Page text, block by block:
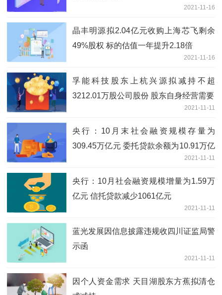
2021-11-16
晶丰明源拟2.04亿元收购上海芯飞剩余
49%股权 标的估值一年提升2.18倍
2021-11-16
孚能科技股东上杭兴源拟减持不超
3212.01万股公司股份 股东自身经营需要
2021-11-11
央行：10月末社会融资规模存量为
309.45万亿元 委托贷款余额为10.91万亿
2021-11-11
央行：10月社会融资规模增量为1.59万
亿元 信托贷款减少1061亿元
2021-11-11
蓝光发展因信息披露违规收四川证监局警
示函
2021-11-11
因个人资金需求 天目湖股东方蕉拟清仓